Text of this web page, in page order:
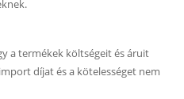
a termékek költségeit és áruit
díjat és a kötelességet nem